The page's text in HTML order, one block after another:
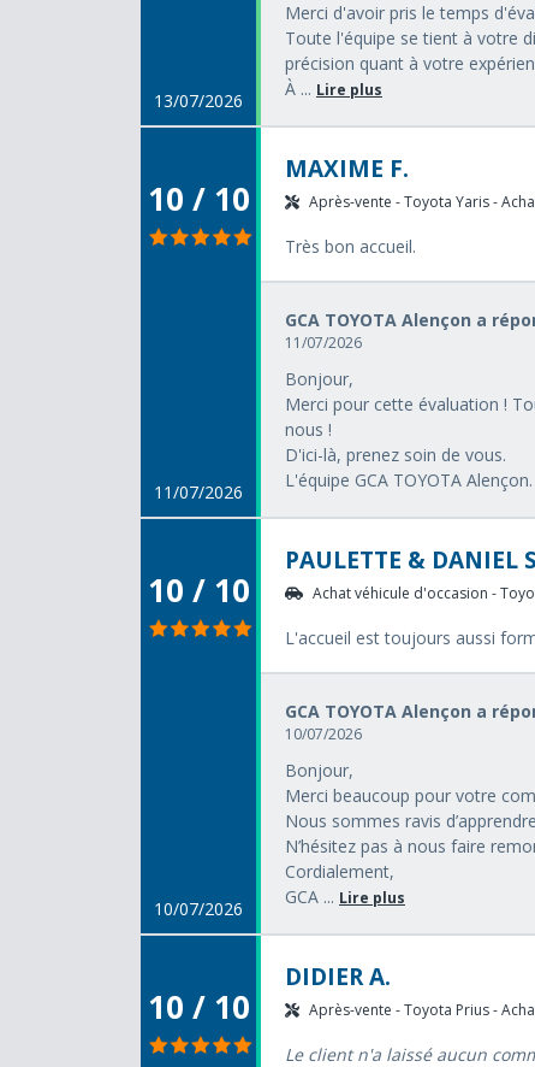
13/07/2026
Merci d'avoir pris le temps
Toute l'équipe se tient à votre
précision quant à votre
À ... Lire plus
10 / 10
11/07/2026
MAXIME F.
Après-vente - Toyota Yaris -
Très bon accueil.
GCA TOYOTA Alençon a
11/07/2026
Bonjour,
Merci pour cette évaluation !
nous !
D'ici-là, prenez soin de vous.
L'équipe GCA TOYOTA Alençon.
10 / 10
10/07/2026
PAULETTE & DANIEL
Achat véhicule d'occasion -
L'accueil est toujours aussi
GCA TOYOTA Alençon a
10/07/2026
Bonjour,
Merci beaucoup pour votre
Nous sommes ravis
N’hésitez pas à nous faire
Cordialement,
GCA ... Lire plus
10 / 10
DIDIER A.
Après-vente - Toyota Prius -
Le client n'a laissé aucun